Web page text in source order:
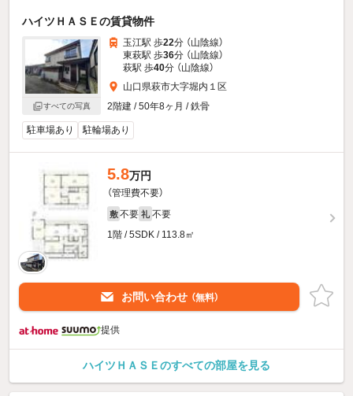
ハイツＨＡＳＥの賃貸物件
すべての写真
玉江駅 歩22分 （山陰線）
東萩駅 歩36分 （山陰線）
萩駅 歩40分 （山陰線）
山口県萩市大字堀内１区
2階建 / 50年8ヶ月 / 鉄骨
駐車場あり 駐輪場あり
5.8万円
（管理費不要）
敷 不要 礼 不要
1階 / 5SDK / 113.8㎡
お問い合わせ （無料）
提供
ハイツＨＡＳＥのすべての部屋を見る